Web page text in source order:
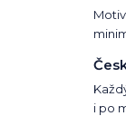
Motiv
i po